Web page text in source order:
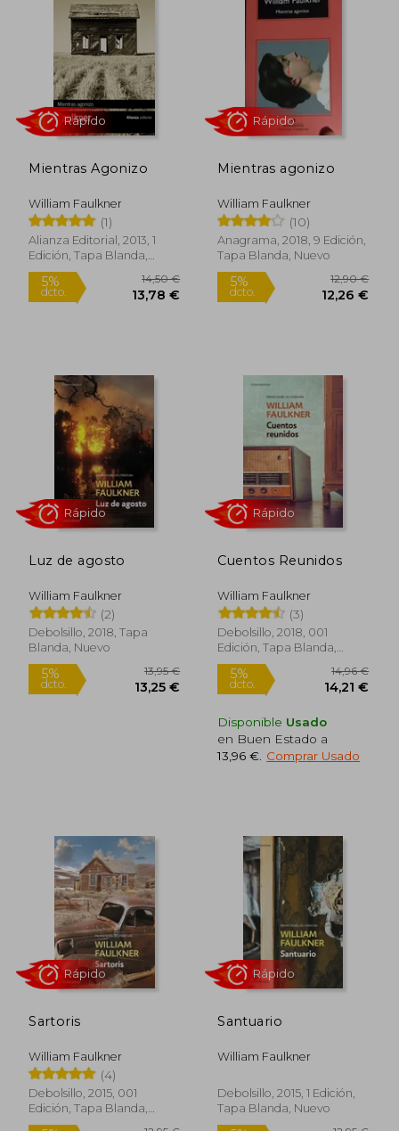
Mientras Agonizo
William Faulkner
(1)
Alianza Editorial, 2013, 1
Edición, Tapa Blanda,
Nuevo
5%
dcto. 13,78 €
Rápido
Mientras agonizo
William Faulkner
(10)
Anagrama, 2018, 9 Edición,
Tapa Blanda, Nuevo
5%
dcto.
Rápido
Luz de agosto
William Faulkner
(2)
Debolsillo, 2018, Tapa
Blanda, Nuevo
5%
dcto.
Cuentos Reunidos
William Faulkner
(3)
Debolsillo, 2018, 001
Edición, Tapa Blanda,
Nuevo
5%
dcto.
Disponible Usado
en Buen Estado a
13,96 € Comprar Usado
Sartoris
William Faulkner
(4)
Debolsillo, 2015, 001
Edición, Tapa Blanda,
Nuevo
Santuario
William Faulkner
Debolsillo, 2015, 1 Edición,
Tapa Blanda, Nuevo